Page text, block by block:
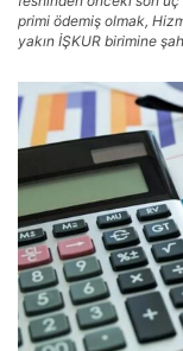
primi ödemiş olmak,
yakın İŞKUR birimine